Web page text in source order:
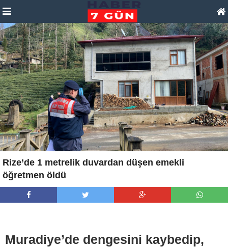
Rize’de 1 metrelik duvardan düşen emekli
öğretmen öldü
Muradiye’de dengesini kaybedip,